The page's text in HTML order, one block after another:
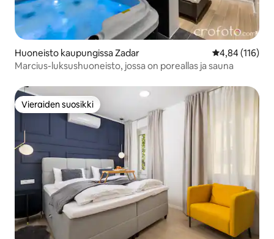
Huoneisto kaupungissa Zadar
4,84 (116)
Marcius-luksushuoneisto, jossa on poreallas ja sauna
Vieraiden suosikki
Vieraiden suosikki